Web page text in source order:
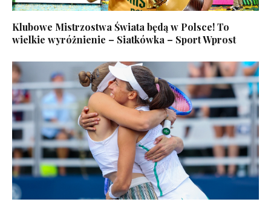
Klubowe Mistrzostwa Świata będą w Polsce! To
wielkie wyróżnienie – Siatkówka – Sport Wprost